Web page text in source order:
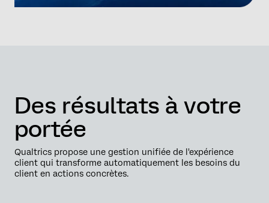
Des résultats à votre
portée
Qualtrics propose une gestion unifiée de l'expérience
client qui transforme automatiquement les besoins du
client en actions concrètes.